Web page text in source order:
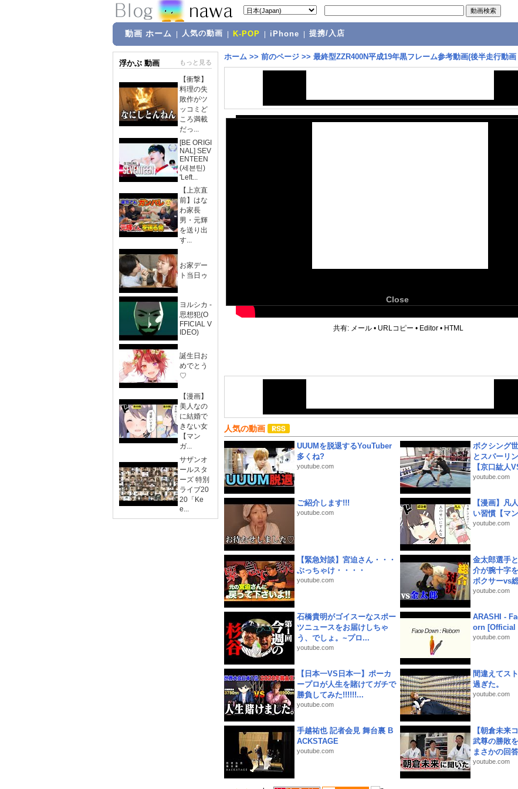
動画 ホーム 人気の動画 K-POP iPhone 提携/入店
浮かぶ 動画 もっと見る
【衝撃】
料理の失
敗作がツ
ッコミど
ころ満載
だっ...
[BE ORIGI
NAL] SEV
ENTEEN
(세븐틴)
'Left...
【上京直
前】はな
わ家長
男・元輝
を送り出
す...
お家デー
ト当日ゥ
ヨルシカ -
思想犯(O
FFICIAL V
IDEO)
誕生日お
めでとう
♡
【漫画】
美人なの
に結婚で
きない女
【マン
ガ...
サザンオ
ールスタ
ーズ 特別
ライブ20
20「Ke
e...
ホーム >> 前のページ >> 最終型ZZR400N平成19年黒フレーム参考動画(後半走行動画
Close
共有: メール • URLコピー • Editor • HTML
人気の動画
UUUMを脱退するYouTuber
多くね?
youtube.com
ボクシング
とスパーリ
【京口紘人
youtube.com
ご紹介します!!!
youtube.com
【漫画】凡
い習慣【マ
youtube.com
【緊急対談】宮迫さん・・・
ぶっちゃけ・・・・
youtube.com
金太郎選手
介が腕十字
ボクサーvs
youtube.com
石橋貴明がゴイスーなスポー
ツニュースをお届けしちゃ
う、でしょ。~プロ...
youtube.com
ARASHI -
orn [Official
youtube.com
【日本一VS日本一】ポーカ
ープロが人生を賭けてガチで
勝負してみた!!!!!!...
youtube.com
間違えてス
過ぎた。
youtube.com
手越祐也 記者会見 舞台裏 B
ACKSTAGE
youtube.com
【朝倉未来
武尊の勝敗
まさかの回
youtube.com